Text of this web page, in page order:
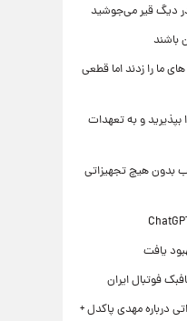
دیگ قیر می‌جوشید
باشند
ما را زدند اما قطعی
بپذیرید و به تعهدات
بدون هیچ تجهیزاتی
یافت
فوتبال ایران
درباره مهدی پاکدل +